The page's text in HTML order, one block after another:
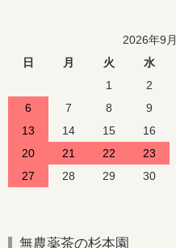
無農薬茶の杉本園
2026年9月
日
月 火 水
1
2
6
7 8 9
13
14 15 16
20
21 22 23
27
28 29 30